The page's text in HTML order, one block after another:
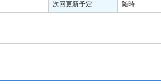
次回更新予定 随時